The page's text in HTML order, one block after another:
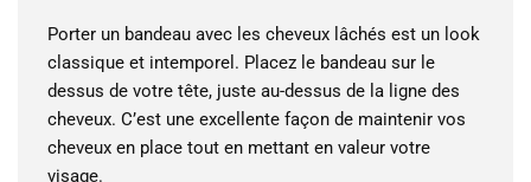
Porter un bandeau avec les cheveux lâchés est un look
classique et intemporel. Placez le bandeau sur le
dessus de votre tête, juste au-dessus de la ligne des
cheveux. C’est une excellente façon de maintenir vos
cheveux en place tout en mettant en valeur votre
visage.